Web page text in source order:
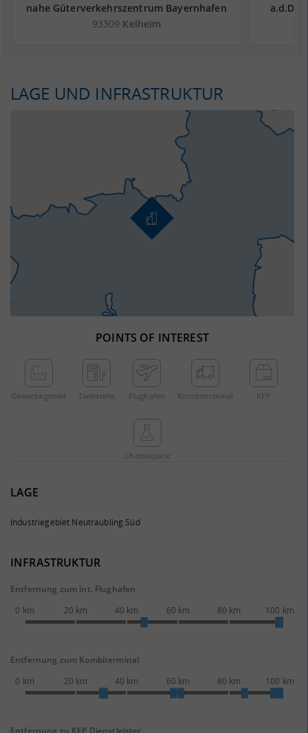
nahe Güterverkehrszentrum Bayernhafen
Regensburg - Landkreis Kelheim
93309 Kelheim
LAGE UND INFRASTRUKTUR
POINTS OF INTEREST
Gewerbe­gebiet Tankstelle Flughafen Kombi­terminal KEP
Chemie­park
LAGE
Industriegebiet Neutraubling Süd
INFRASTRUKTUR
Entfernung zum int. Flughafen
0 km
20 km 40 km 60 km 80 km 100 km
Entfernung zum Kombiterminal
0 km
20 km 40 km 60 km 80 km 100 km
Entfernung zu KEP Dienstleister